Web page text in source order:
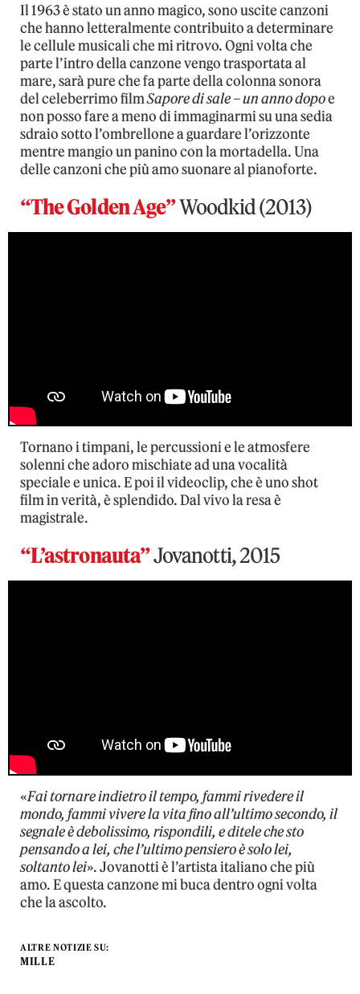
Il 1963 è stato un anno magico, sono uscite canzoni
che hanno letteralmente contribuito a determinare
le cellule musicali che mi ritrovo. Ogni volta che
parte l’intro della canzone vengo trasportata al
mare, sarà pure che fa parte della colonna sonora
del celeberrimo filmSapore di sale – un anno dopoe
non posso fare a meno di immaginarmi su una sedia
sdraio sotto l’ombrellone a guardare l’orizzonte
mentre mangio un panino con la mortadella. Una
delle canzoni che più amo suonare al pianoforte.
“The Golden Age”Woodkid (2013)
Tornano i timpani, le percussioni e le atmosfere
solenni che adoro mischiate ad una vocalità
speciale e unica. E poi il videoclip, che è uno shot
film in verità, è splendido. Dal vivo la resa è
magistrale.
“L’astronauta”Jovanotti, 2015
«Fai tornare indietro il tempo, fammi rivedere il
mondo, fammi vivere la vita fino all’ultimo secondo, il
segnale è debolissimo, rispondili, e ditele che sto
pensando a lei, che l’ultimo pensiero è solo lei,
soltanto lei». Jovanotti è l’artista italiano che più
amo. E questa canzone mi buca dentro ogni volta
che la ascolto.
ALTRE NOTIZIE SU:
MILLE